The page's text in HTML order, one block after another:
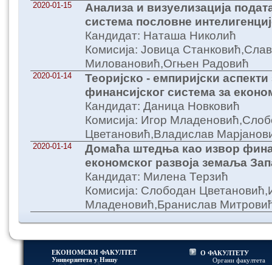
2020-01-15
Aнализа и визуелизација
система пословне
Кандидат: Наташа Николић
Комисија: Јовица
Миловановић,Огњен Радовић
2020-01-14
Теоријско - емпиријски
финансијског система за
Кандидат: Даница Новковић
Комисија: Игор
Цветановић,Владислав
2020-01-14
Домаћа штедња као извор
економског развоја земаља
Кандидат: Милена Терзић
Комисија: Слободан
Младеновић,Бранислав
ЕКОНОМСКИ ФАКУЛТЕТ
Универзитетa у Нишу
О ФАКУЛТЕТУ
Органи факултета